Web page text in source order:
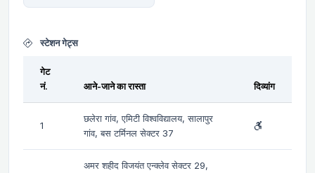
स्टेशन गेट्स
गेट
नं.
आने-जाने का रास्ता दिव्यांग
1
छलेरा गांव, एमिटी विश्वविद्यालय, सालापुर
गांव, बस टर्मिनल सेक्टर 37
अमर शहीद विजयंत एन्क्लेव सेक्टर 29,